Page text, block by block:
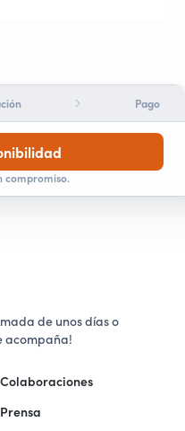
Pago
compromiso.
de unos días o
acompaña!
Colaboraciones
Prensa